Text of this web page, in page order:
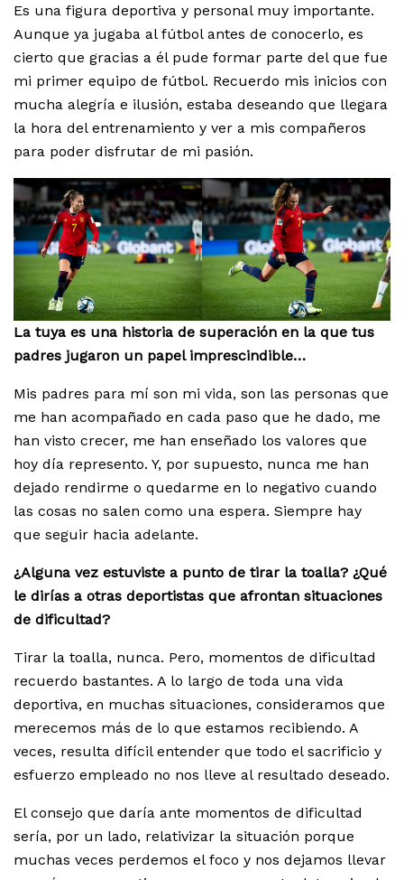
Es una figura deportiva y personal muy importante.
Aunque ya jugaba al fútbol antes de conocerlo, es
cierto que gracias a él pude formar parte del que fue
mi primer equipo de fútbol. Recuerdo mis inicios con
mucha alegría e ilusión, estaba deseando que llegara
la hora del entrenamiento y ver a mis compañeros
para poder disfrutar de mi pasión.
La tuya es una historia de superación en la que tus
padres jugaron un papel imprescindible…
Mis padres para mí son mi vida, son las personas que
me han acompañado en cada paso que he dado, me
han visto crecer, me han enseñado los valores que
hoy día represento. Y, por supuesto, nunca me han
dejado rendirme o quedarme en lo negativo cuando
las cosas no salen como una espera. Siempre hay
que seguir hacia adelante.
¿Alguna vez estuviste a punto de tirar la toalla? ¿Qué
le dirías a otras deportistas que afrontan situaciones
de dificultad?
Tirar la toalla, nunca. Pero, momentos de dificultad
recuerdo bastantes. A lo largo de toda una vida
deportiva, en muchas situaciones, consideramos que
merecemos más de lo que estamos recibiendo. A
veces, resulta difícil entender que todo el sacrificio y
esfuerzo empleado no nos lleve al resultado deseado.
El consejo que daría ante momentos de dificultad
sería, por un lado, relativizar la situación porque
muchas veces perdemos el foco y nos dejamos llevar